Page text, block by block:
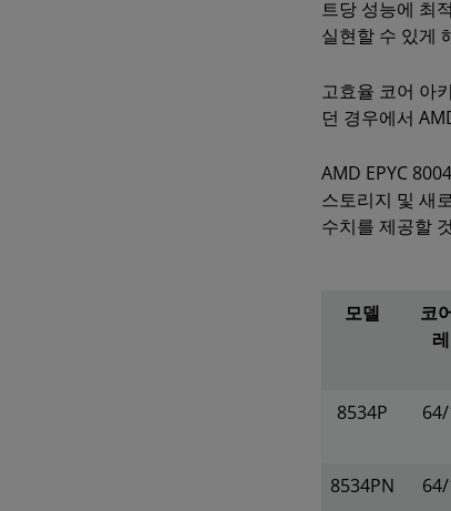
트당 성능에 최
실현할 수 있게
고효율 코어 아
던 경우에서
AMD EPYC
스토리지 및 새
수치를 제공할
모델
코
8534P
8534PN